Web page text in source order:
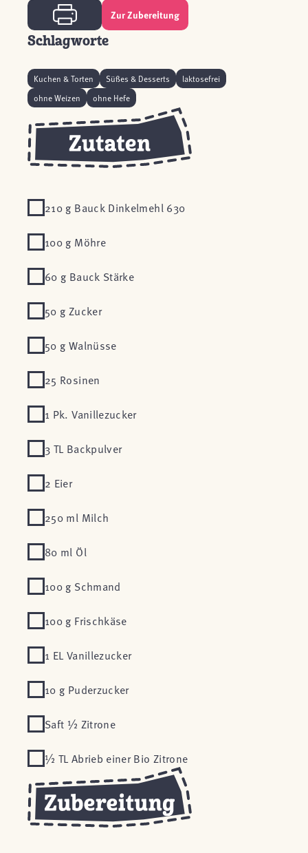
Zur Zubereitung
Schlagworte
Kuchen & Torten Süßes & Desserts
laktosefrei
ohne Weizen
ohne Hefe
210 g Bauck Dinkelmehl 630
100 g Möhre
60 g Bauck Stärke
50 g Zucker
50 g Walnüsse
25 Rosinen
1 Pk. Vanillezucker
3 TL Backpulver
2 Eier
250 ml Milch
80 ml Öl
100 g Schmand
100 g Frischkäse
1 EL Vanillezucker
10 g Puderzucker
Saft ½ Zitrone
½ TL Abrieb einer Bio Zitrone